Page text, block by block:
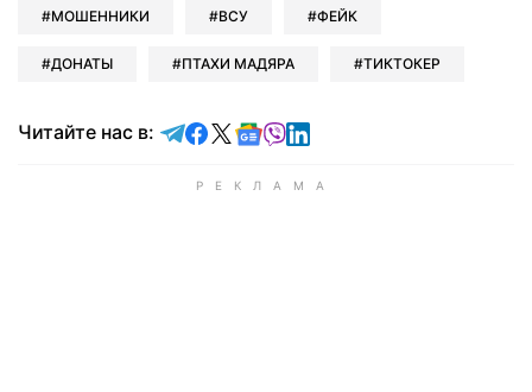
МОШЕННИКИ ВСУ ФЕЙК
ДОНАТЫ ПТАХИ МАДЯРА ТИКТОКЕР
Читайте нас в: Читайте в Telegram
Читайте в Facebook
Читайте в X
Читайте в Google news
Читайте в Viber
Читайте в LinkedIn